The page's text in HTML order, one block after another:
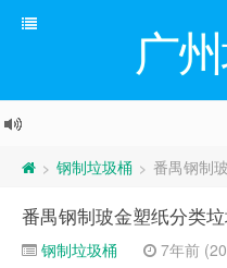
广
> 钢制垃圾桶 > 番禺钢制
番禺钢制玻金塑纸分类
钢制垃圾桶 7年前